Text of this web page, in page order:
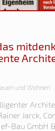
und Wohnen
Jarck,
Bau GmbH